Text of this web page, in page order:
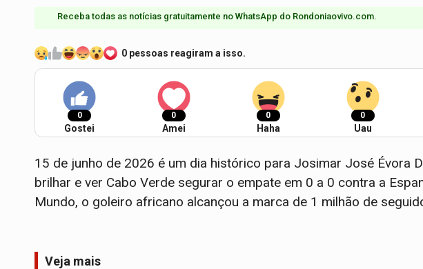
Receba todas as notícias gratuitamente no WhatsApp do Rondoniaovivo.com.​
0 pessoas reagiram a isso.
0
Gostei
0
Amei
0
Haha
0
Uau
15 de junho de 2026 é um dia histórico para Josimar José Évora
brilhar e ver Cabo Verde segurar o empate em 0 a 0 contra a
Mundo, o goleiro africano alcançou a marca de 1 milhão de
Veja mais